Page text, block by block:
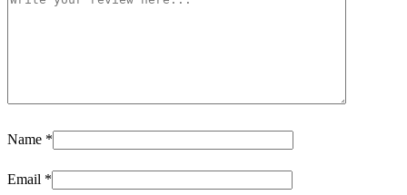
Name *
Email *